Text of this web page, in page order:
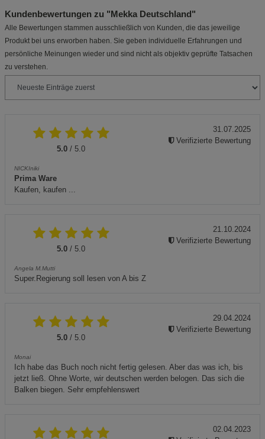
Kundenbewertungen zu "Mekka Deutschland"
Alle Bewertungen stammen ausschließlich von Kunden, die das jeweilige
Produkt bei uns erworben haben. Sie geben individuelle Erfahrungen und
persönliche Meinungen wieder und sind nicht als objektiv geprüfte Tatsachen
zu verstehen.
5.0 / 5.0
NICKIniki
Prima Ware
Kaufen, kaufen ...
31.07.2025
Verifizierte Bewertung
5.0 / 5.0
Angela M.Mutti
Super.Regierung soll lesen von A bis Z
21.10.2024
Verifizierte Bewertung
5.0 / 5.0
Monai
Ich habe das Buch noch nicht fertig gelesen. Aber das was ich, bis
jetzt ließ. Ohne Worte, wir deutschen werden belogen. Das sich die
Balken biegen. Sehr empfehlenswert
29.04.2024
Verifizierte Bewertung
02.04.2023